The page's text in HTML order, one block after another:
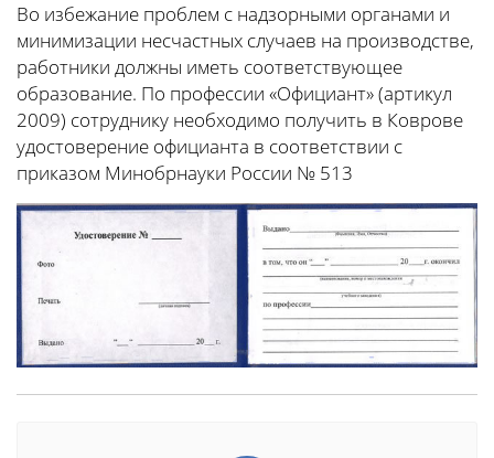
Во избежание проблем с надзорными органами и
минимизации несчастных случаев на производстве,
работники должны иметь соответствующее
образование. По профессии «Официант» (артикул
2009) сотруднику необходимо получить в Коврове
удостоверение официанта в соответствии с
приказом Минобрнауки России № 513